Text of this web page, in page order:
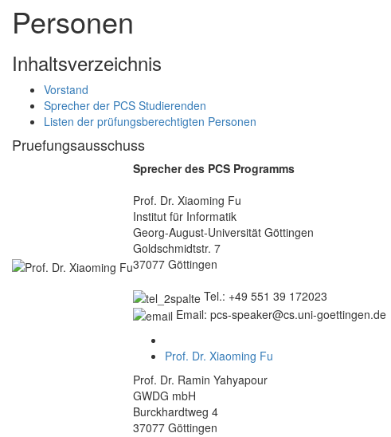
Personen
Inhaltsverzeichnis
Vorstand
Sprecher der PCS Studierenden
Listen der prüfungsberechtigten Personen
Pruefungsausschuss
Sprecher des PCS Programms
Prof. Dr. Xiaoming Fu
Institut für Informatik
Georg-August-Universität Göttingen
Goldschmidtstr. 7
37077 Göttingen
Tel.: +49 551 39 172023
Email: pcs-speaker@cs.uni-goettingen.de
Prof. Dr. Xiaoming Fu
Prof. Dr. Ramin Yahyapour
GWDG mbH
Burckhardtweg 4
37077 Göttingen